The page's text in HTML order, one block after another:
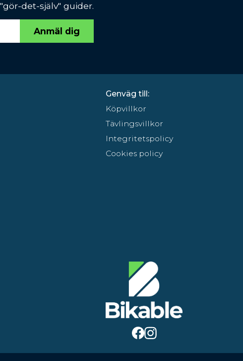
det-själv" guider.
Anmäl dig
Genväg till:
Köpvillkor
Tävlingsvillkor
Integritetspolicy
Cookies policy